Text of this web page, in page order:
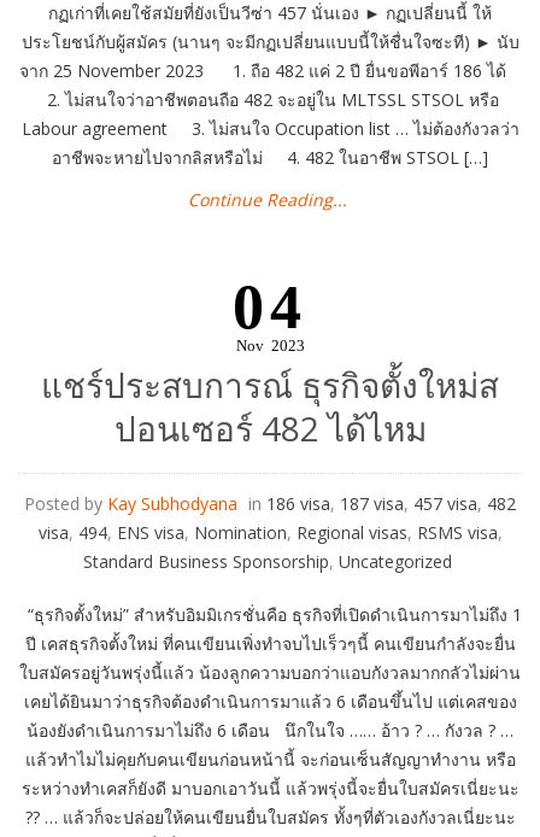
กฏเก่าที่เคยใช้สมัยที่ยังเป็นวีซ่า 457 นั่นเอง ► กฏเปลี่ยนนี้ ให้
ประโยชน์กับผู้สมัคร (นานๆ จะมีกฏเปลี่ยนแบบนี้ให้ชื่นใจซะที) ► นับ
จาก 25 November 2023 1. ถือ 482 แค่ 2 ปี ยื่นขอพีอาร์ 186 ได้
2. ไม่สนใจว่าอาชีพตอนถือ 482 จะอยู่ใน MLTSSL STSOL หรือ
Labour agreement 3. ไม่สนใจ Occupation list … ไม่ต้องกังวลว่า
อาชีพจะหายไปจากลิสหรือไม่ 4. 482 ในอาชีพ STSOL […]
Continue Reading...
04
Nov 2023
แชร์ประสบการณ์ ธุรกิจตั้งใหม่ส
ปอนเซอร์ 482 ได้ไหม
Posted by Kay Subhodyana in 186 visa, 187 visa, 457 visa, 482
visa, 494, ENS visa, Nomination, Regional visas, RSMS visa,
Standard Business Sponsorship, Uncategorized
“ธุรกิจตั้งใหม่” สำหรับอิมมิเกรชั่นคือ ธุรกิจที่เปิดดำเนินการมาไม่ถึง 1
ปี เคสธุรกิจตั้งใหม่ ที่คนเขียนเพิ่งทำจบไปเร็วๆนี้ คนเขียนกำลังจะยื่น
ใบสมัครอยู่วันพรุ่งนี้แล้ว น้องลูกความบอกว่าแอบกังวลมากกลัวไม่ผ่าน
เคยได้ยินมาว่าธุรกิจต้องดำเนินการมาแล้ว 6 เดือนขึ้นไป แต่เคสของ
น้องยังดำเนินการมาไม่ถึง 6 เดือน นึกในใจ …… อ้าว ? … กังวล ? …
แล้วทำไมไม่คุยกับคนเขียนก่อนหน้านี้ จะก่อนเซ็นสัญญาทำงาน หรือ
ระหว่างทำเคสก็ยังดี มาบอกเอาวันนี้ แล้วพรุ่งนี้จะยื่นใบสมัครเนี่ยะนะ
?? … แล้วก็จะปล่อยให้คนเขียนยื่นใบสมัคร ทั้งๆที่ตัวเองกังวลเนี่ยะนะ